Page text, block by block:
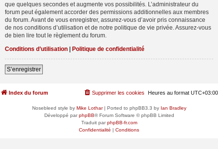
que quelques secondes et augmente vos possibilités. L’administrateur du
forum peut également accorder des permissions additionnelles aux membres
du forum. Avant de vous enregistrer, assurez-vous d’avoir pris connaissance
de nos conditions d’utilisation et de notre politique de vie privée. Assurez-vous
de bien lire tout le règlement du forum.
Conditions d’utilisation | Politique de confidentialité
S’enregistrer
Index du forum Heures au format UTC+03:00
Supprimer les cookies
Nosebleed style by Mike Lothar| Ported to phpBB3.3 by Ian Bradley
Développé parphpBB® Forum Software © phpBB Limited
Traduit parphpBB-fr.com
Confidentialité | Conditions